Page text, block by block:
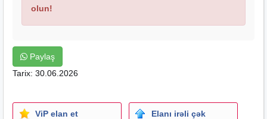
olun!
Paylaş
Tarix: 30.06.2026
ViP elan et Elanı irəli çək